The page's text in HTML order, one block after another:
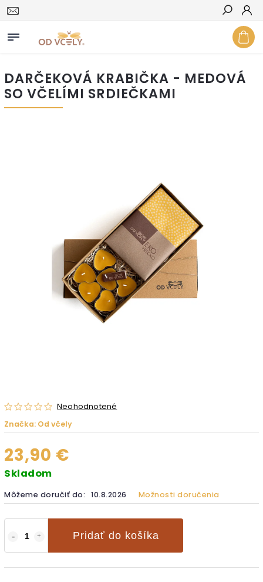
Hľadať
DARČEKOVÁ KRABIČKA - MEDOVÁ
SO VČELÍMI SRDIEČKAMI
Neohodnotené
Značka: Od včely
23,90 €
Skladom
Môžeme doručiť do: 10.8.2026 Možnosti doručenia
Pridať do košíka